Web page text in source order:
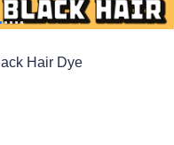
Hair Dye